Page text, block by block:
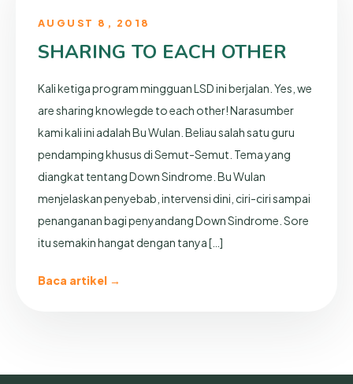
AUGUST 8, 2018
SHARING TO EACH OTHER
Kali ketiga program mingguan LSD ini berjalan. Yes, we
are sharing knowlegde to each other! Narasumber
kami kali ini adalah Bu Wulan. Beliau salah satu guru
pendamping khusus di Semut-Semut. Tema yang
diangkat tentang Down Sindrome. Bu Wulan
menjelaskan penyebab, intervensi dini, ciri-ciri sampai
penanganan bagi penyandang Down Sindrome. Sore
itu semakin hangat dengan tanya […]
Baca artikel →